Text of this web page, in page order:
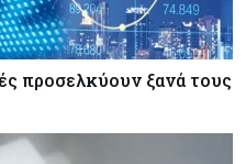
10 πιο ακριβές ευρωπαϊκές
(πίνακας)
την Ευρώπη, αλλά οι
προσελκύουν ξανά τους